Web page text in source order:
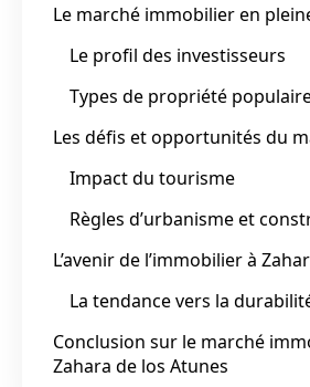
Le marché immobilier en
Le profil des investisseurs
Types de propriété
Les défis et opportunités du
Impact du tourisme
Règles d’urbanisme et
L’avenir de l’immobilier à
La tendance vers la
Conclusion sur le marché
Zahara de los Atunes